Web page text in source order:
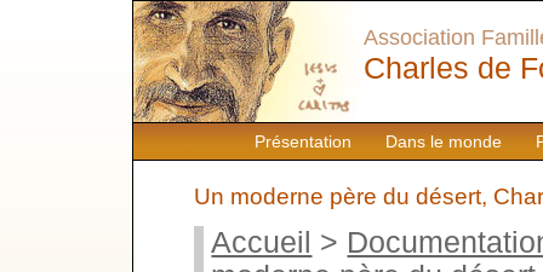
Présentation Dans le monde
Association
Charles de
Un moderne père du désert,
Accueil >